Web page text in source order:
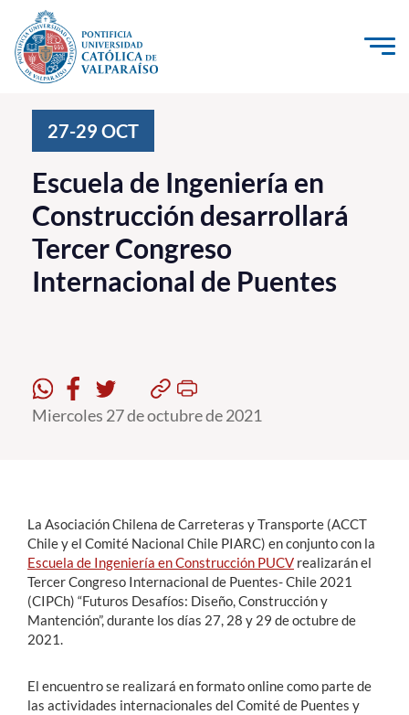
Click acá para ir directamente al contenido
Investigación, Creación e Innovación
PUCV Internacional
Vinculación con el Medio
Admisión
Formación Continua
Funcionarios
Alumni
English
27-29 OCT
Escuela de Ingeniería en
Construcción desarrollará
Tercer Congreso
Internacional de Puentes
Miercoles 27 de octubre de 2021
La Asociación Chilena de Carreteras y Transporte (ACCT
Chile y el Comité Nacional Chile PIARC) en conjunto con la
Escuela de Ingeniería en Construcción PUCV realizarán el
Tercer Congreso Internacional de Puentes- Chile 2021
(CIPCh) “Futuros Desafíos: Diseño, Construcción y
Mantención”, durante los días 27, 28 y 29 de octubre de
2021.
El encuentro se realizará en formato online como parte de
las actividades internacionales del Comité de Puentes y